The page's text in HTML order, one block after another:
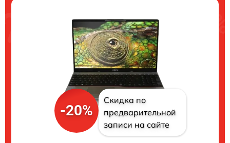
-20%
Скидка по
предварительной
записи на сайте